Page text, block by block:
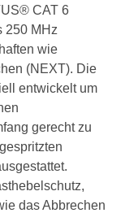
CAT 6
250 MHz
wie
(NEXT). Die
entwickelt um
gerecht zu
das Abbrechen